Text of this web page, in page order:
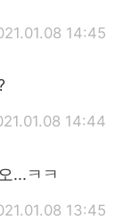
14:45
14:44
...ㅋㅋ
13:45